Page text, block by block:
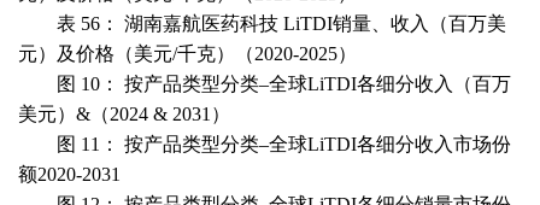
表 56： 湖南嘉航医药科技 LiTDI销量、收入（百万美
元）及价格（美元/千克）（2020-2025）
图 10： 按产品类型分类–全球LiTDI各细分收入（百万
美元）&（2024 & 2031）
图 11： 按产品类型分类–全球LiTDI各细分收入市场份
额2020-2031